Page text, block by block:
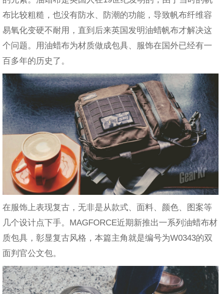
布比较粗糙，也没有防水、防潮的功能，导致帆布纤维容
易氧化变硬不耐用，直到后来英国发明油蜡帆布才解决这
个问题。用油蜡布为材质做成包具、服饰在国外已经有一
百多年的历史了。
在服饰上表现复古，无非是从款式、面料、颜色、图案等
几个设计点下手。MAGFORCE近期新推出一系列油蜡布材
质包具，彰显复古风格，本篇主角就是编号为W0343的双
面判官公文包。